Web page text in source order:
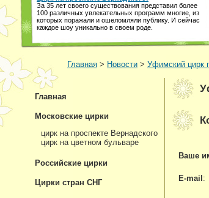
За 35 лет своего существования представил более
100 различных увлекательных программ многие, из
которых поражали и ошеломляли публику. И сейчас
каждое шоу уникально в своем роде.
Главная > Новости > Уфимский цирк
Ваше
E-mail :
Главная
Московские цирки
цирк на проспекте Вернадского
цирк на цветном бульваре
Российские цирки
Цирки стран СНГ